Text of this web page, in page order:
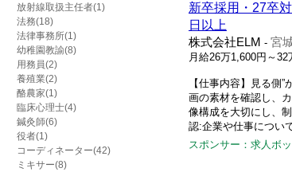
放射線取扱主任者(1)
法務(18)
法律事務所(1)
幼稚園教諭(8)
用務員(2)
養殖業(2)
酪農家(1)
臨床心理士(4)
鍼灸師(6)
役者(1)
コーディネーター(42)
ミキサー(8)
新卒採用・27卒
日以上
株式会社ELM - 宮
月給26万1,600円～32
【仕事内容】見る側
画の素材を確認し、
像構成を大切にし、
認:企業や仕事につい
スポンサー：求人ボ